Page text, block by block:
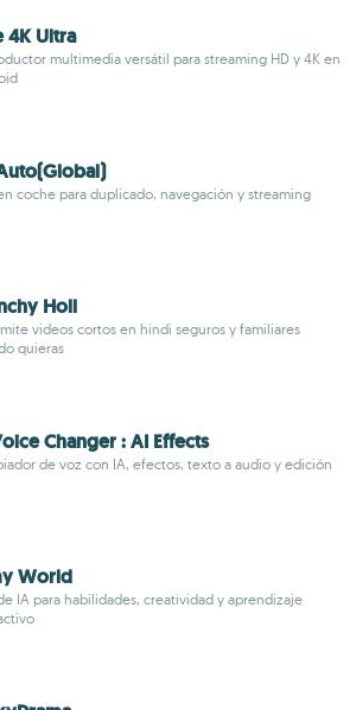
4K Ultra
multimedia versátil para streaming HD y 4K en
coche para duplicado, navegación y streaming
Holl
videos cortos en hindi seguros y familiares
quieras
Changer : AI Effects
de voz con IA, efectos, texto a audio y edición
World
IA para habilidades, creatividad y aprendizaje